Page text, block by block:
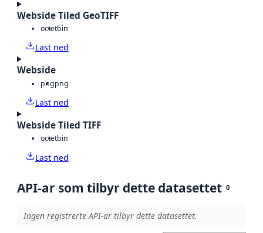
Webside Tiled GeoTIFF
octetbin
Last ned
Webside
pngpng
Last ned
Webside Tiled TIFF
octetbin
Last ned
API-ar som tilbyr dette datasettet 0
Ingen registrerte API-ar tilbyr dette datasettet.